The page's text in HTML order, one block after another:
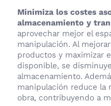
Minimiza los costes
almacenamiento y
aprovechar mejor el
manipulación. Al
productos y maximizar
disponible, se
almacenamiento.
manipulación reduce la
obra, contribuyendo a